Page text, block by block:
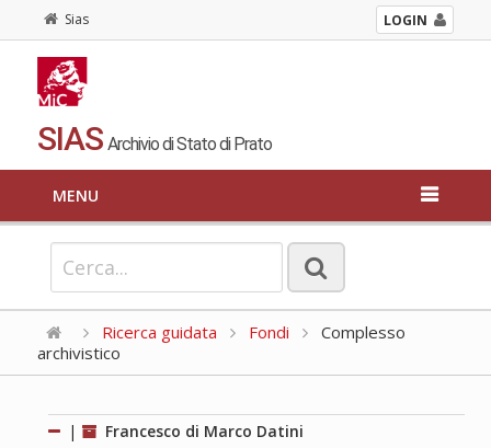
Sias LOGIN
SIAS Archivio di Stato di Prato
MENU
Ricerca guidata Fondi
Complesso
archivistico
| Francesco di Marco Datini